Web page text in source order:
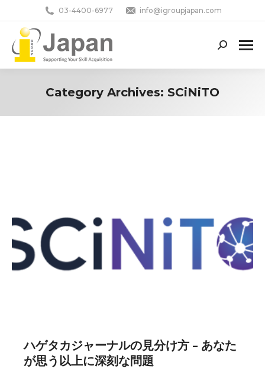
03-4400-6977 info@igroupjapan.com
Search:
Category Archives: SCiNiTO
ハゲタカジャーナルの見分け方 – あなた
が思う以上に深刻な問題